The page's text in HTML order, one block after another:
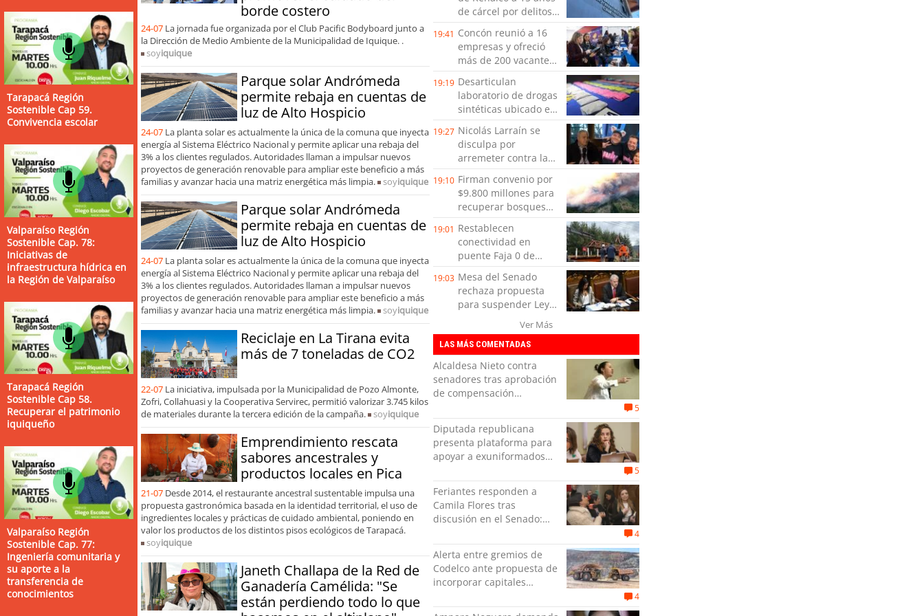
Tarapacá Región
Sostenible Cap 59.
Convivencia escolar
Valparaíso Región
Sostenible Cap. 78:
Iniciativas de
infraestructura hídrica en
la Región de Valparaíso
Tarapacá Región
Sostenible Cap 58.
Recuperar el patrimonio
iquiqueño
Valparaíso Región
Sostenible Cap. 77:
Ingeniería comunitaria y
su aporte a la
transferencia de
conocimientos
borde costero
24-07 La jornada fue organizada por el Club Pacific Bodyboard junto a
la Dirección de Medio Ambiente de la Municipalidad de Iquique. .
soyiquique
Parque solar Andrómeda
permite rebaja en cuentas de
luz de Alto Hospicio
24-07 La planta solar es actualmente la única de la comuna que inyecta
energía al Sistema Eléctrico Nacional y permite aplicar una rebaja del
3% a los clientes regulados. Autoridades llaman a impulsar nuevos
proyectos de generación renovable para ampliar este beneficio a más
familias y avanzar hacia una matriz energética más limpia.
soyiquique
Parque solar Andrómeda
permite rebaja en cuentas de
luz de Alto Hospicio
24-07 La planta solar es actualmente la única de la comuna que inyecta
energía al Sistema Eléctrico Nacional y permite aplicar una rebaja del
3% a los clientes regulados. Autoridades llaman a impulsar nuevos
proyectos de generación renovable para ampliar este beneficio a más
familias y avanzar hacia una matriz energética más limpia.
soyiquique
Reciclaje en La Tirana evita
más de 7 toneladas de CO2
22-07 La iniciativa, impulsada por la Municipalidad de Pozo Almonte,
Zofri, Collahuasi y la Cooperativa Servirec, permitió valorizar 3.745 kilos
de materiales durante la tercera edición de la campaña.
soyiquique
Emprendimiento rescata
sabores ancestrales y
productos locales en Pica
21-07 Desde 2014, el restaurante ancestral sustentable impulsa una
propuesta gastronómica basada en la identidad territorial, el uso de
ingredientes locales y prácticas de cuidado ambiental, poniendo en
valor los productos de los distintos pisos ecológicos de Tarapacá.
soyiquique
Janeth Challapa de la Red de
Ganadería Camélida: "Se
están perdiendo todo lo que
reactivar
emprendimientos en
la Región de
Coquimbo
de cárcel por delitos
de connotación
sexual
19:41 Concón reunió a 16
empresas y ofreció
más de 200 vacantes
en nueva Feria
Laboral
19:19 Desarticulan
laboratorio de drogas
sintéticas ubicado en
un edificio de
Concepción:
sustancias
incautadas están
avaluadas en cerca
de $98 millones
19:27 Nicolás Larraín se
disculpa por
arremeter contra la
TV tras respuestas de
J.C Rodríguez y Danilo
21
19:10 Firman convenio por
$9.800 millones para
recuperar bosques
afectados por los
incendios en Biobío
19:01 Restablecen
conectividad en
puente Faja 0 de
Cunco tras daños por
sistema frontal en La
Araucanía
19:03 Mesa del Senado
rechaza propuesta
para suspender Ley
Karin por cinco años:
"Constituye un
camino equivocado"
Ver Más
LAS MÁS COMENTADAS
Alcaldesa Nieto contra
senadores tras aprobación
de compensación
indolente"
5
Diputada republicana
presenta plataforma para
apoyar a exuniformados
social
5
Feriantes responden a
Camila Flores tras
discusión en el Senado:
orgullo”
4
Alerta entre gremios de
Codelco ante propuesta de
incorporar capitales
4